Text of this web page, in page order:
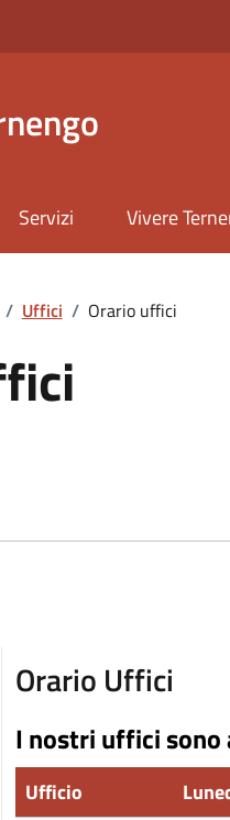
Servizi Vivere
/ Uffici / Orario uffici
Orario Uffici
I nostri uffici sono
Ufficio